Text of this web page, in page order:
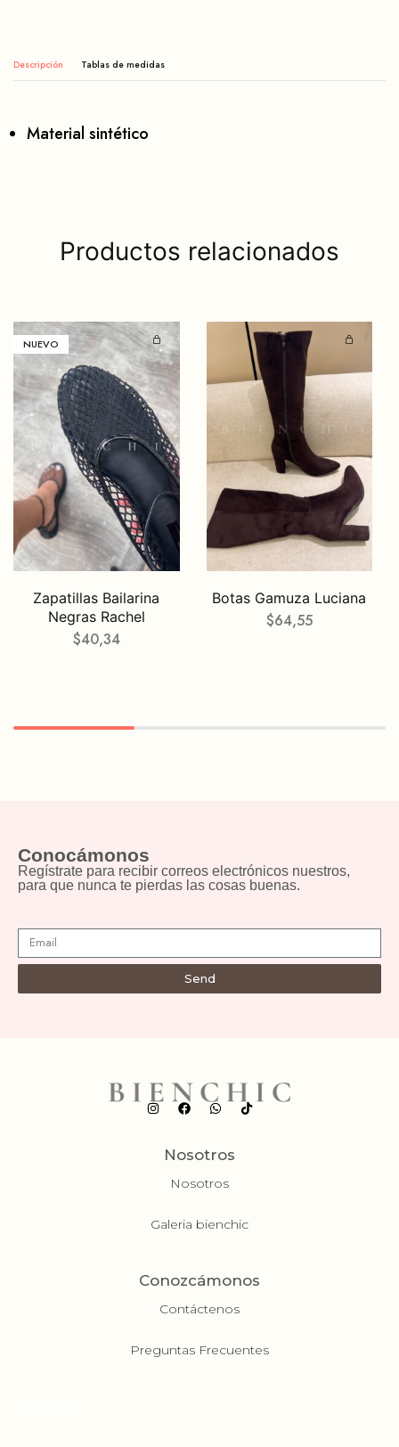
Descripción
Material sintético
Productos relacionados
NUEVO
Zapatillas Bailarina
Negras Rachel
$40,34
Botas Gamuza Luciana
$64,55
Conocámonos
Regístrate para recibir correos electrónicos nuestros,
para que nunca te pierdas las cosas buenas.
Send
Nosotros
Nosotros
Galeria bienchic
Conozcámonos
Contáctenos
Preguntas Frecuentes